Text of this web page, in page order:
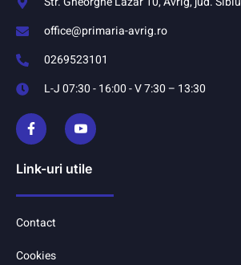
office@primaria-avrig.ro
0269523101
L-J 07:30 - 16:00 - V 7:30 – 13:30
Link-uri utile
Contact
Cookies